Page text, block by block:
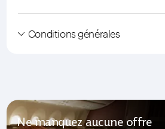
Conditions générales
Ne manquez aucune offre